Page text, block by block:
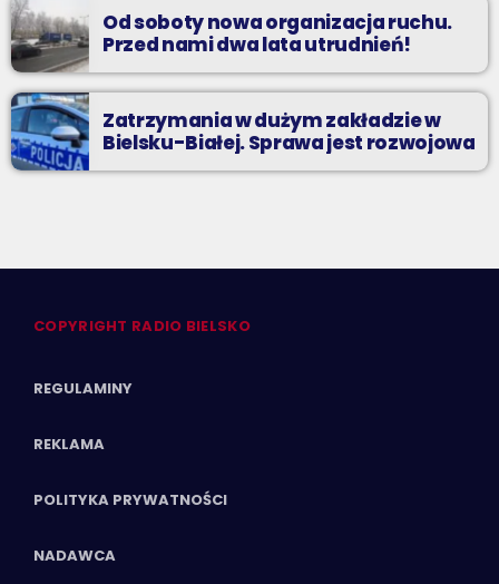
Od soboty nowa organizacja ruchu.
Przed nami dwa lata utrudnień!
Zatrzymania w dużym zakładzie w
Bielsku-Białej. Sprawa jest rozwojowa
COPYRIGHT RADIO BIELSKO
REGULAMINY
REKLAMA
POLITYKA PRYWATNOŚCI
NADAWCA